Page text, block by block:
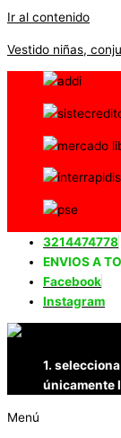
Ir al contenido
Vestido niñas,
3214474778
ENVIOS A
Facebook
Instagram
1.
únicamente
Menú